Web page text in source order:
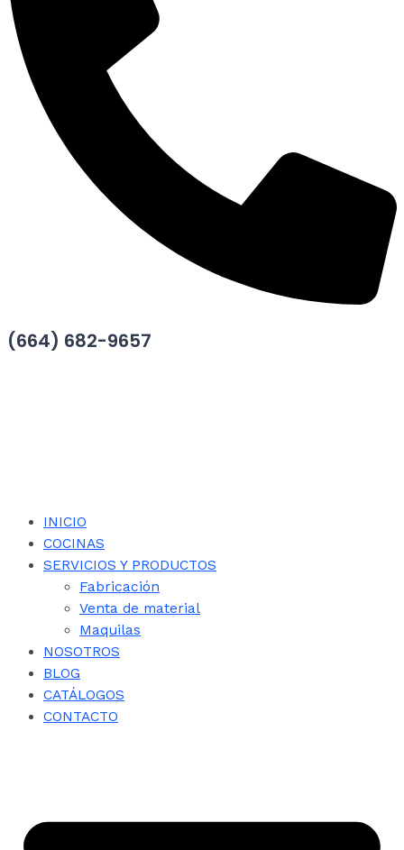
(664) 682-9657
INICIO
COCINAS
SERVICIOS Y PRODUCTOS
Fabricación
Venta de material
Maquilas
NOSOTROS
BLOG
CATÁLOGOS
CONTACTO